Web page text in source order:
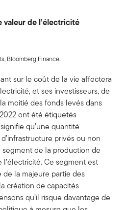
valeur de l’électricité
Bloomberg Finance.
sur le coût de la vie affectera
et ses investisseurs, de
moitié des fonds levés dans
ont été étiquetés
qu’une quantité
privés ou non
de la production de
Ce segment est
la majeure partie des
création de capacités
qu’il risque davantage de